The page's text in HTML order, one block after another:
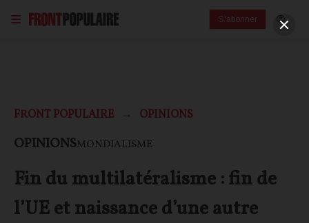
S'abonner
FRONT POPULAIRE OPINIONS
OPINIONSMONDIALISME
Fin du multilatéralisme : fin de
l’UE et naissance d’une autre